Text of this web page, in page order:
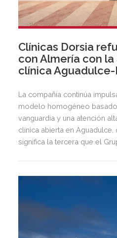
Clínicas Dorsia
con Almería con
clínica
La compañía continúa
modelo homogéneo
vanguardia y una atención
clínica abierta en
significa la tercera que el